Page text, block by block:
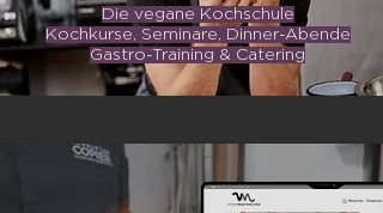
Die vegane Kochschule
Kochkurse, Seminare, Dinner-Abende
Gastro-Training & Catering